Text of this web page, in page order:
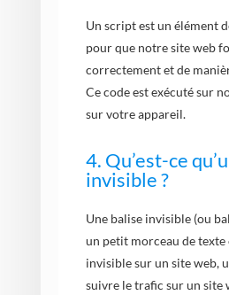
Un script est un élément
pour que notre site web
correctement et de
Ce code est exécuté sur
sur votre appareil.
4. Qu’est-ce
invisible ?
Une balise invisible (ou
un petit morceau de texte
invisible sur un site web,
suivre le trafic sur un site